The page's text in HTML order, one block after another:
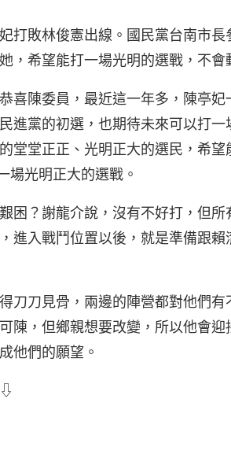
打敗林俊憲出線。國民黨台南市
，希望能打一場光明的選戰，不會
喜陳委員，最近這一年多，陳亭妃
進黨的初選，也期待未來可以打
堂堂正正、光明正大的選民，希望
場光明正大的選戰。
困？謝龍介說，沒有不好打，但
進入戰鬥位置以後，就是準備跟
刀刀見骨，兩邊的陣營都對他們
陳，但鄉親想要改變，所以他會
他們的願望。